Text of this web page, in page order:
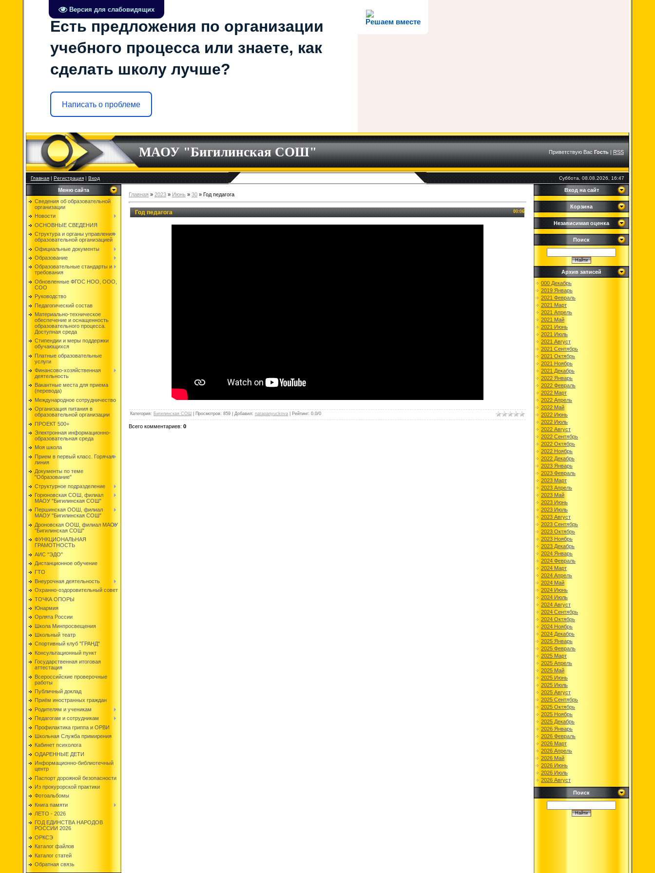
Версия для слабовидящих
Решаем вместе
Есть предложения по организации
учебного процесса или знаете, как
сделать школу лучше?
Написать о проблеме
МАОУ "Бигилинская СОШ" Приветствую Вас Гость|RSS
Главная|Регистрация|Вход Суббота, 08.08.2026, 16:47
Меню сайта
Сведения об образовательной
организации
Новости
ОСНОВНЫЕ СВЕДЕНИЯ
Структура и органы управления
образовательной организацией
Официальные документы
Образование
Образовательные стандарты и
требования
Обновленные ФГОС НОО, ООО,
СОО
Руководство
Педагогический состав
Материально-техническое
обеспечение и оснащенность
образовательного процесса.
Доступная среда
Стипендии и меры поддержки
обучающихся
Платные образовательные
услуги
Финансово-хозяйственная
деятельность
Вакантные места для приема
(перевода)
Международное сотрудничество
Организация питания в
образовательной организации
ПРОЕКТ 500+
Электронная информационно-
образовательная среда
Моя школа
Прием в первый класс. Горячая
линия
Документы по теме
"Образование"
Структурное подразделение
Горюновская СОШ, филиал
МАОУ "Бигилинская СОШ"
Першинская ООШ, филиал
МАОУ "Бигилинская СОШ"
Дроновская ООШ, филиал МАОУ
"Бигилинская СОШ"
ФУНКЦИОНАЛЬНАЯ
ГРАМОТНОСТЬ
АИС "ЭДО"
Дистанционное обучение
ГТО
Внеурочная деятельность
Охранно-оздоровительный совет
ТОЧКА ОПОРЫ
Юнармия
Орлята России
Школа Минпросвещения
Школьный театр
Спортивный клуб "ГРАНД"
Консультационный пункт
Государственная итоговая
аттестация
Всероссийские проверочные
работы
Публичный доклад
Приём иностранных граждан
Родителям и ученикам
Педагогам и сотрудникам
Профилактика гриппа и ОРВИ
Школьная Служба примирения
Кабинет психолога
ОДАРЕННЫЕ ДЕТИ
Информационно-библиотечный
центр
Паспорт дорожной безопасности
Из прокурорской практики
Фотоальбомы
Книга памяти
ЛЕТО - 2026
ГОД ЕДИНСТВА НАРОДОВ
РОССИИ 2026
ОРКСЭ
Каталог файлов
Каталог статей
Обратная связь
Главная » 2023 » Июнь » 30 » Год педагога
00:06
Год педагога
Категория: Бигилинская СОШ Просмотров: 859 Добавил: natapanyuckova Рейтинг: 0.0/0
Всего комментариев: 0
Вход на сайт
Корзина
Независимая оценка
Поиск
Архив записей
000 Декабрь
2019 Январь
2021 Февраль
2021 Март
2021 Апрель
2021 Май
2021 Июнь
2021 Июль
2021 Август
2021 Сентябрь
2021 Октябрь
2021 Ноябрь
2021 Декабрь
2022 Январь
2022 Февраль
2022 Март
2022 Апрель
2022 Май
2022 Июнь
2022 Июль
2022 Август
2022 Сентябрь
2022 Октябрь
2022 Ноябрь
2022 Декабрь
2023 Январь
2023 Февраль
2023 Март
2023 Апрель
2023 Май
2023 Июнь
2023 Июль
2023 Август
2023 Сентябрь
2023 Октябрь
2023 Ноябрь
2023 Декабрь
2024 Январь
2024 Февраль
2024 Март
2024 Апрель
2024 Май
2024 Июнь
2024 Июль
2024 Август
2024 Сентябрь
2024 Октябрь
2024 Ноябрь
2024 Декабрь
2025 Январь
2025 Февраль
2025 Март
2025 Апрель
2025 Май
2025 Июнь
2025 Июль
2025 Август
2025 Сентябрь
2025 Октябрь
2025 Ноябрь
2025 Декабрь
2026 Январь
2026 Февраль
2026 Март
2026 Апрель
2026 Май
2026 Июнь
2026 Июль
2026 Август
Поиск